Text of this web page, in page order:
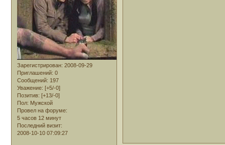
Зарегистрирован: 2008-09-29
Приглашений: 0
Сообщений: 197
Уважение: [+5/-0]
Позитив: [+13/-0]
Пол: Мужской
Провел на форуме:
5 часов 12 минут
Последний визит:
2008-10-10 07:09:27